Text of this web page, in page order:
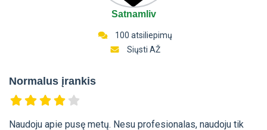
Satnamliv
100 atsiliepimų
Siųsti AŽ
Normalus įrankis
Naudoju apie pusę metų. Nesu profesionalas, naudoju tik